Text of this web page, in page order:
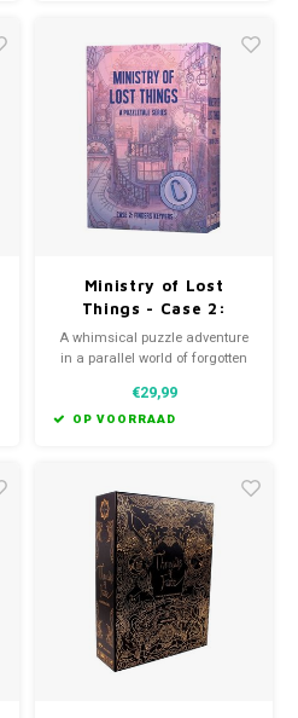
Ministry of Lost
Things - Case 2:
Finders Keypers
A whimsical puzzle adventure
in a parallel world of forgotten
save Jenna from total
keytastrophe!
€29,99
OP VOORRAAD